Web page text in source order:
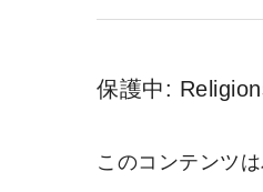
保護中:
このコンテンツ